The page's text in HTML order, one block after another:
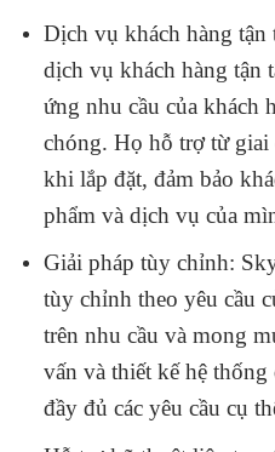
Dịch vụ khách hàng tận
dịch vụ khách hàng tận
ứng nhu cầu của khách
chóng. Họ hỗ trợ từ giai
khi lắp đặt, đảm bảo
phẩm và dịch vụ của
Giải pháp tùy chỉnh:
tùy chỉnh theo yêu cầu
trên nhu cầu và mong
vấn và thiết kế hệ
đầy đủ các yêu cầu cụ